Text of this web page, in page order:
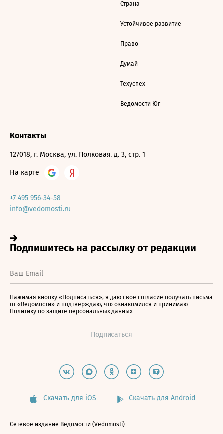
Страна
Устойчивое развитие
Право
Думай
Техуспех
Ведомости Юг
Контакты
127018, г. Москва, ул. Полковая, д. 3, стр. 1
На карте
+7 495 956-34-58
info@vedomosti.ru
Нажимая кнопку «Подписаться», я даю свое согласие получать письма
от «Ведомости» и подтверждаю, что ознакомился и принимаю
Политику по защите персональных данных
Скачать для iOS Скачать для Android
Сетевое издание Ведомости (Vedomosti)